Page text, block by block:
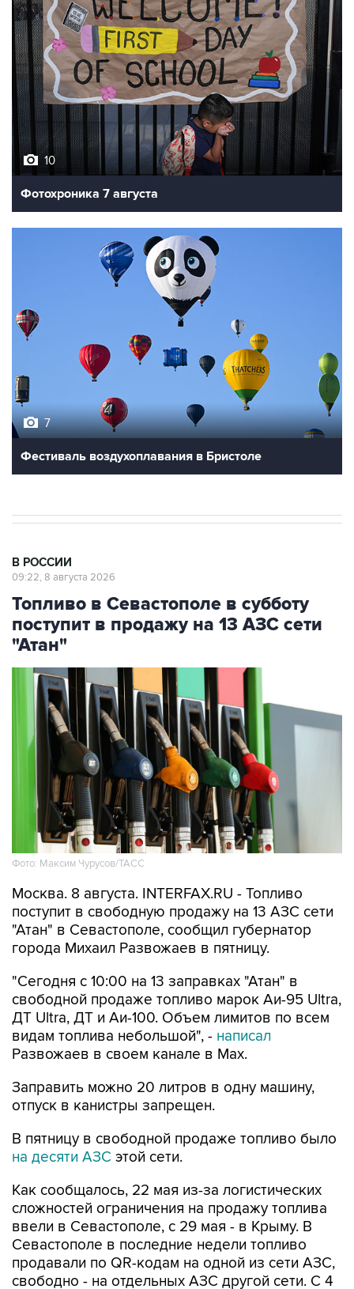
10
Фотохроника 7 августа
7
Фестиваль воздухоплавания в Бристоле
В РОССИИ
09:22, 8 августа 2026
Топливо в Севастополе в субботу
поступит в продажу на 13 АЗС сети
"Атан"
Фото: Максим Чурусов/ТАСС
Москва. 8 августа. INTERFAX.RU - Топливо
поступит в свободную продажу на 13 АЗС сети
"Атан" в Севастополе, сообщил губернатор
города Михаил Развожаев в пятницу.
"Сегодня с 10:00 на 13 заправках "Атан" в
свободной продаже топливо марок Аи-95 Ultra,
ДТ Ultra, ДТ и Аи-100. Объем лимитов по всем
видам топлива небольшой", - написал
Развожаев в своем канале в Max.
Заправить можно 20 литров в одну машину,
отпуск в канистры запрещен.
В пятницу в свободной продаже топливо было
на десяти АЗС этой сети.
Как сообщалось, 22 мая из-за логистических
сложностей ограничения на продажу топлива
ввели в Севастополе, с 29 мая - в Крыму. В
Севастополе в последние недели топливо
продавали по QR-кодам на одной из сети АЗС,
свободно - на отдельных АЗС другой сети. С 4